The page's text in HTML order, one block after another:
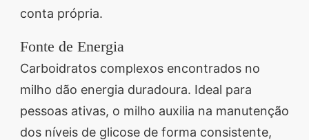
conta própria.
Fonte de Energia
Carboidratos complexos encontrados no
milho dão energia duradoura. Ideal para
pessoas ativas, o milho auxilia na manutenção
dos níveis de glicose de forma consistente,